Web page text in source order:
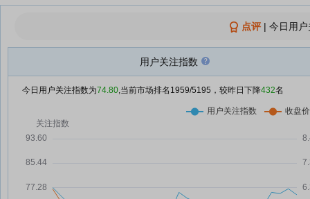
博纳影业7月29日快速上涨
影视院线板块短线拉升 欢瑞世纪
07-29
07-28
07-27
王祖贤形象授权AI，息影明星开启
05-23
点评| 今日用
用户关注指数
今日用户关注指数为74.80,当前市场排名 1959/5195，较昨日下降432名